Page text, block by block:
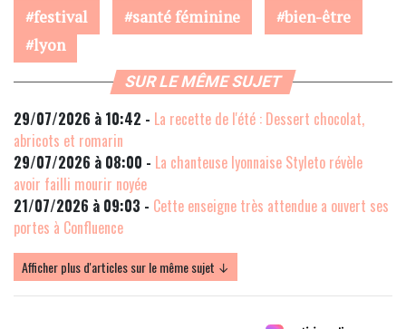
festival santé féminine
bien-être
lyon
SUR LE MÊME SUJET
29/07/2026 à 10:42 - La recette de l'été : Dessert chocolat,
abricots et romarin
29/07/2026 à 08:00 - La chanteuse lyonnaise Styleto révèle
avoir failli mourir noyée
21/07/2026 à 09:03 - Cette enseigne très attendue a ouvert ses
portes à Confluence
Afficher plus d'articles sur le même sujet ↓